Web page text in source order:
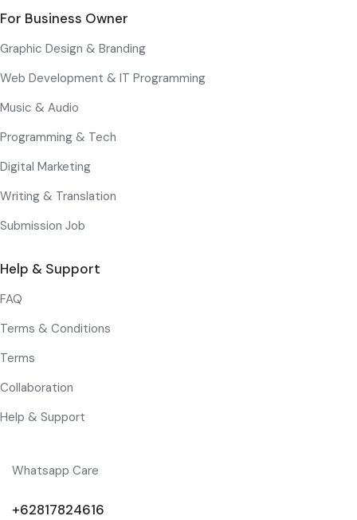
For Business Owner
Graphic Design & Branding
Web Development & IT Programming
Music & Audio
Programming & Tech
Digital Marketing
Writing & Translation
Submission Job
Help & Support
FAQ
Terms & Conditions
Terms
Collaboration
Help & Support
Whatsapp Care
+62817824616